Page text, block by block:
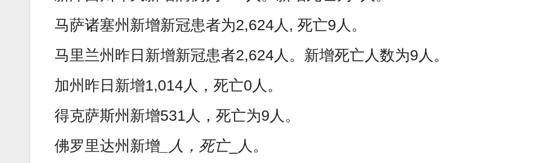
马萨诸塞州新增新冠患者为2,624人, 死亡9人。
马里兰州昨日新增新冠患者2,624人。新增死亡人数为9人。
加州昨日新增1,014人，死亡0人。
得克萨斯州新增531人，死亡为9人。
佛罗里达州新增 _人，死亡_人。